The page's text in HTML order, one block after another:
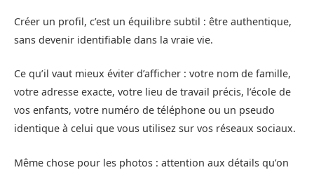
Créer un profil, c’est un équilibre subtil : être authentique,
sans devenir identifiable dans la vraie vie.
Ce qu’il vaut mieux éviter d’afficher : votre nom de famille,
votre adresse exacte, votre lieu de travail précis, l’école de
vos enfants, votre numéro de téléphone ou un pseudo
identique à celui que vous utilisez sur vos réseaux sociaux.
Même chose pour les photos : attention aux détails qu’on